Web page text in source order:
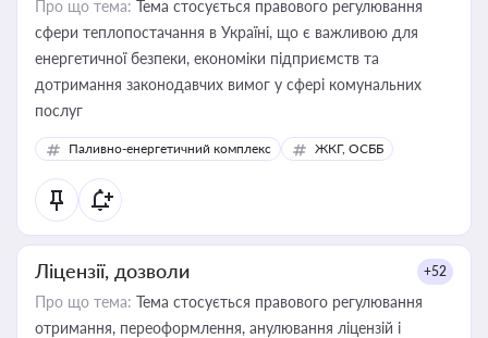
Про що тема: Тема стосується правового регулювання
сфери теплопостачання в Україні, що є важливою для
енергетичної безпеки, економіки підприємств та
дотримання законодавчих вимог у сфері комунальних
послуг
Паливно-енергетичний комплекс ЖКГ, ОСББ
Ліцензії, дозволи +52
Про що тема: Тема стосується правового регулювання
отримання, переоформлення, анулювання ліцензій і